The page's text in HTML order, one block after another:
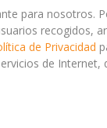
para nosotros.
recogidos,
de Privacidad
de Internet,